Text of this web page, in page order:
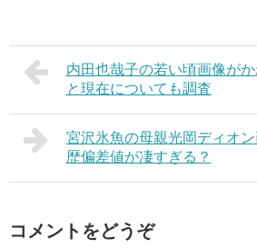
内田也哉子の若い頃画像が
と現在についても調査
宮沢氷魚の母親光岡ディオ
歴偏差値が凄すぎる？
コメントをどうぞ